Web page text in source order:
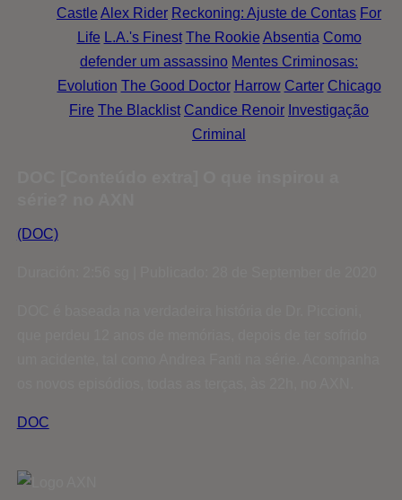
Castle Alex Rider Reckoning: Ajuste de Contas For
Life L.A.'s Finest The Rookie Absentia Como
defender um assassino Mentes Criminosas:
Evolution The Good Doctor Harrow Carter Chicago
Fire The Blacklist Candice Renoir Investigação
Criminal
(DOC)
DOC